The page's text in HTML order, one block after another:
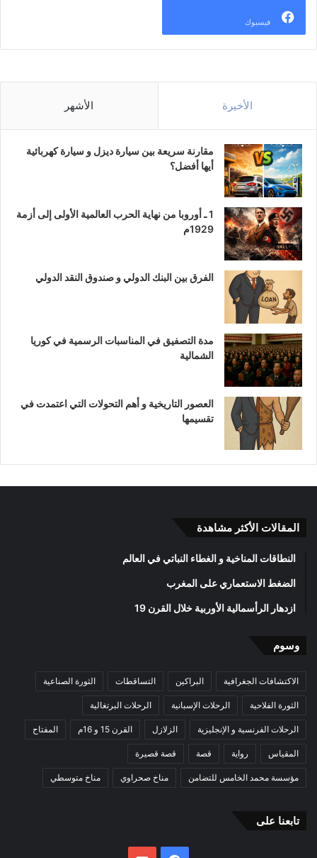
فيسبوك
الأخيرة الأشهر
مقارنة سريعة بين سيارة ديزل و سيارة كهربائية
أيها أفضل؟
1 ـ أوروبا من نهاية الحرب العالمية الأولى إلى أزمة
1929م
الفرق بين البنك الدولي و صندوق النقد الدولي
مدة التصفيق في المناسبات الرسمية في كوريا
الشمالية
العصور التاريخية و أهم التحولات التي اعتمدت في
تقسيمها
المقالات الأكثر مشاهدة
النطاقات المناخية و الغطاء النباتي في العالم
الضغط الاستعماري على المغرب
ازدهار الرأسمالية الأوربية خلال القرن 19
وسوم
الاكتشافات الجغرافية البراكين التساقطات الثورة الصناعية
الثورة الفلاحية الرحلات الإسبانية الرحلات البرتغالية
الرحلات الفرنسية و الإنجليزية الزلازل القرن 15 و 16م المفتاح
المقياس رواية قصة قصة قصيرة
مؤسسة محمد الخامس للتضامن مناخ صحراوي مناخ متوسطي
تابعنا على